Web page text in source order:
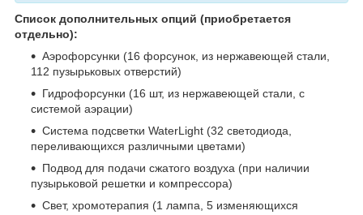
Список дополнительных опций (приобретается
отдельно):
Аэрофорсунки (16 форсунок, из нержавеющей стали,
112 пузырьковых отверстий)
Гидрофорсунки (16 шт, из нержавеющей стали, с
системой аэрации)
Система подсветки WaterLight (32 светодиода,
переливающихся различными цветами)
Подвод для подачи сжатого воздуха (при наличии
пузырьковой решетки и компрессора)
Свет, хромотерапия (1 лампа, 5 изменяющихся